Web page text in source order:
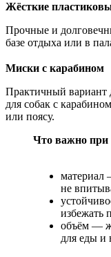
Жёсткие
Прочные и
базе отдыха или в
Миски с карабином
Практичный вариант
для собак с
или поясу.
Что важно при
материал
не
избежать
объём —
для еды и